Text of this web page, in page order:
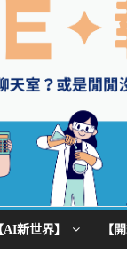
AI新世界】 【